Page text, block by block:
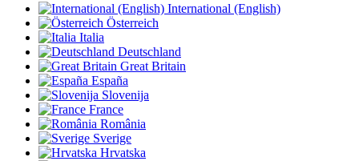
International (English)
Österreich
Italia
Deutschland
Great Britain
España
Slovenija
France
România
Sverige
Hrvatska